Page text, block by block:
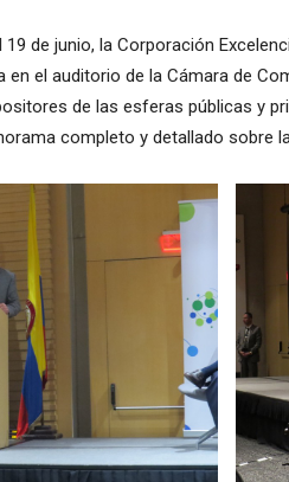
19 de junio, la Corporación
en el auditorio de la Cámara de
de las esferas públicas y
completo y detallado sobre